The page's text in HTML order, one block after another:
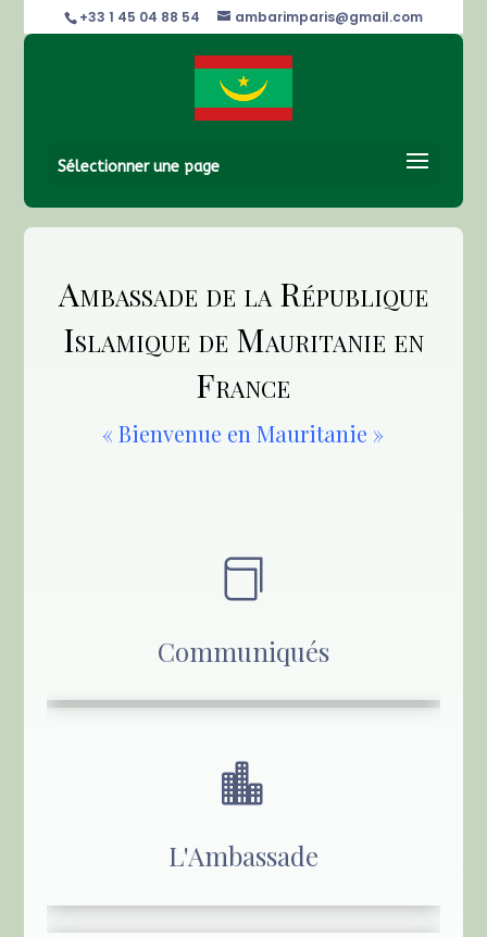
+33 1 45 04 88 54 ambarimparis@gmail.com
Sélectionner une page
Ambassade de la République
Islamique de Mauritanie en
France
« Bienvenue en Mauritanie »

Communiqués

L'Ambassade